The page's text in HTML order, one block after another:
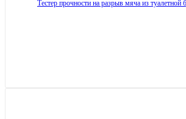
Тестер прочности на разрыв мяча из туалетной